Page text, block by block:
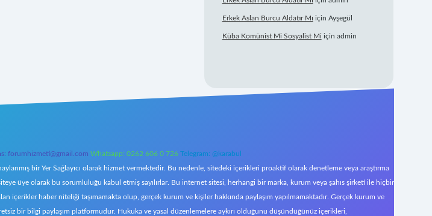
Erkek Aslan Burcu Aldatır Mı için Ayşegül
Küba Komünist Mi Sosyalist Mi için admin
forumhizmeti@gmail.com Whatsapp: 0262 606 0 726 Telegram: @karabul
bir Yer Sağlayıcı olarak hizmet vermektedir. Bu nedenle, sitedeki içerikleri proaktif olarak denetleme veya araştırma
üye olarak bu sorumluluğu kabul etmiş sayılırlar. Bu internet sitesi, herhangi bir marka, kurum veya şahıs şirketi ile hiçbir
içerikler haber niteliği taşımamakta olup, gerçek kurum ve kişiler hakkında paylaşım yapılmamaktadır. Gerçek kurum ve
bir bilgi paylaşım platformudur. Hukuka ve yasal düzenlemelere aykırı olduğunu düşündüğünüz içerikleri,